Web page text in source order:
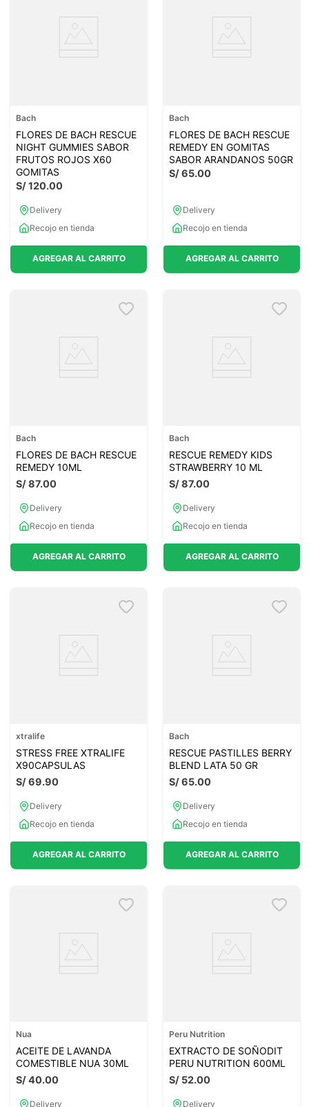
Bach
FLORES DE BACH RESCUE
NIGHT GUMMIES SABOR
FRUTOS ROJOS X60
GOMITAS
S/120.00
Delivery
Recojo en tienda
AGREGAR AL CARRITO
Bach
FLORES DE BACH RESCUE
REMEDY EN GOMITAS
SABOR ARANDANOS 50GR
S/65.00
Delivery
Recojo en tienda
AGREGAR AL CARRITO
Bach
FLORES DE BACH RESCUE
REMEDY 10ML
S/87.00
Delivery
Recojo en tienda
AGREGAR AL CARRITO
Bach
RESCUE REMEDY KIDS
STRAWBERRY 10 ML
S/87.00
Delivery
Recojo en tienda
AGREGAR AL CARRITO
xtralife
STRESS FREE XTRALIFE
X90CAPSULAS
S/69.90
Delivery
Recojo en tienda
AGREGAR AL CARRITO
Bach
RESCUE PASTILLES BERRY
BLEND LATA 50 GR
S/65.00
Delivery
Recojo en tienda
AGREGAR AL CARRITO
Nua
ACEITE DE LAVANDA
COMESTIBLE NUA 30ML
S/40.00
Delivery
Peru Nutrition
EXTRACTO DE SOÑODIT
PERU NUTRITION 600ML
S/ 52.00
Delivery